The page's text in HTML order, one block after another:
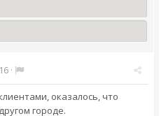
·
оказалось, что
городе.